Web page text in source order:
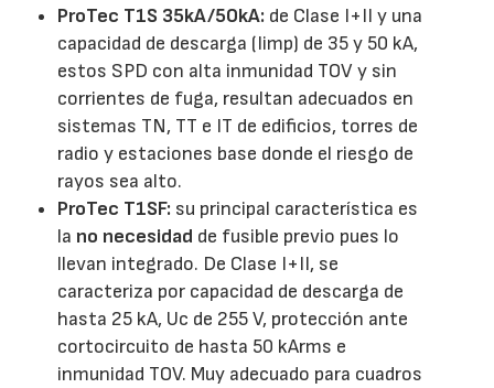
ProTec T1S 35kA/50kA: de Clase I+II y una
capacidad de descarga (Iimp) de 35 y 50 kA,
estos SPD con alta inmunidad TOV y sin
corrientes de fuga, resultan adecuados en
sistemas TN, TT e IT de edificios, torres de
radio y estaciones base donde el riesgo de
rayos sea alto.
ProTec T1SF: su principal característica es
la no necesidad de fusible previo pues lo
llevan integrado. De Clase I+II, se
caracteriza por capacidad de descarga de
hasta 25 kA, Uc de 255 V, protección ante
cortocircuito de hasta 50 kArms e
inmunidad TOV. Muy adecuado para cuadros